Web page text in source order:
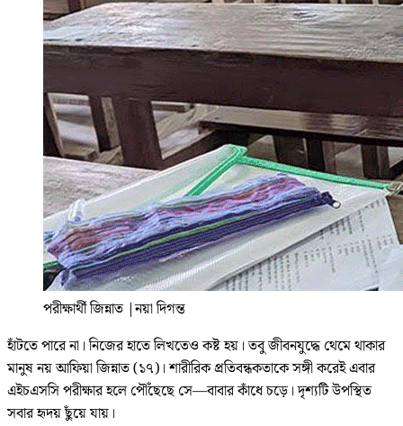
পরীক্ষার্থী জিন্নাত |নয়া দিগন্ত
হাঁটতে পারে না। নিজের হাতে লিখতেও কষ্ট হয়। তবু জীবনযুদ্ধে থেমে থাকার
মানুষ নয় আফিয়া জিন্নাত (১৭)। শারীরিক প্রতিবন্ধকতাকে সঙ্গী করেই এবার
এইচএসসি পরীক্ষার হলে পৌঁছেছে সে—বাবার কাঁধে চড়ে। দৃশ্যটি উপস্থিত
সবার হৃদয় ছুঁয়ে যায়।